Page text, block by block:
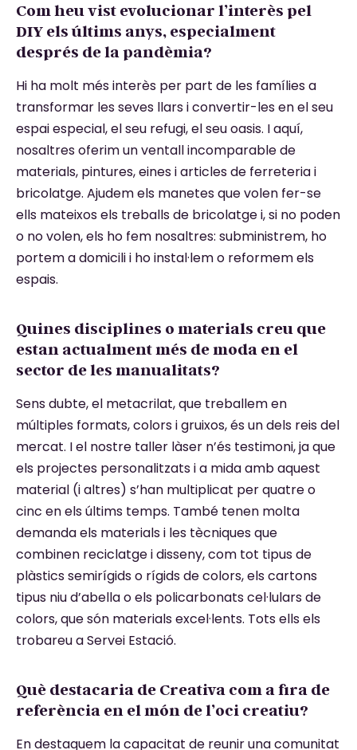
Com heu vist evolucionar l’interès pel
DIY els últims anys, especialment
després de la pandèmia?
Hi ha molt més interès per part de les famílies a
transformar les seves llars i convertir-les en el seu
espai especial, el seu refugi, el seu oasis. I aquí,
nosaltres oferim un ventall incomparable de
materials, pintures, eines i articles de ferreteria i
bricolatge. Ajudem els manetes que volen fer-se
ells mateixos els treballs de bricolatge i, si no poden
o no volen, els ho fem nosaltres: subministrem, ho
portem a domicili i ho instal·lem o reformem els
espais.
Quines disciplines o materials creu que
estan actualment més de moda en el
sector de les manualitats?
Sens dubte, el metacrilat, que treballem en
múltiples formats, colors i gruixos, és un dels reis del
mercat. I el nostre taller làser n’és testimoni, ja que
els projectes personalitzats i a mida amb aquest
material (i altres) s’han multiplicat per quatre o
cinc en els últims temps. També tenen molta
demanda els materials i les tècniques que
combinen reciclatge i disseny, com tot tipus de
plàstics semirígids o rígids de colors, els cartons
tipus niu d’abella o els policarbonats cel·lulars de
colors, que són materials excel·lents. Tots ells els
trobareu a Servei Estació.
Què destacaria de Creativa com a fira de
referència en el món de l’oci creatiu?
En destaquem la capacitat de reunir una comunitat